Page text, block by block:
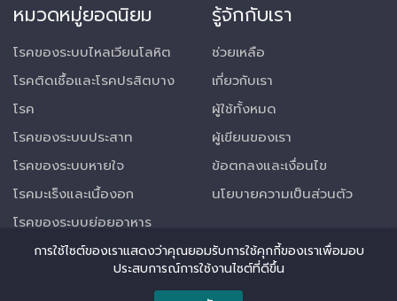
หมวดหมู่ยอดนิยม
โรคของระบบไหลเวียนโลหิต
โรคติดเชื้อและโรคปรสิตบาง
โรค
โรคของระบบประสาท
โรคของระบบหายใจ
โรคมะเร็งและเนื้องอก
โรคของระบบย่อยอาหาร
รู้จักกับเรา
ช่วยเหลือ
เกี่ยวกับเรา
ผู้ใช้ทั้งหมด
ผู้เขียนของเรา
ข้อตกลงและเงื่อนไข
นโยบายความเป็นส่วนตัว
การใช้ไซต์ของเราแสดงว่าคุณยอมรับการใช้คุกกี้ของเราเพื่อมอบ
ประสบการณ์การใช้งานไซต์ที่ดีขึ้น